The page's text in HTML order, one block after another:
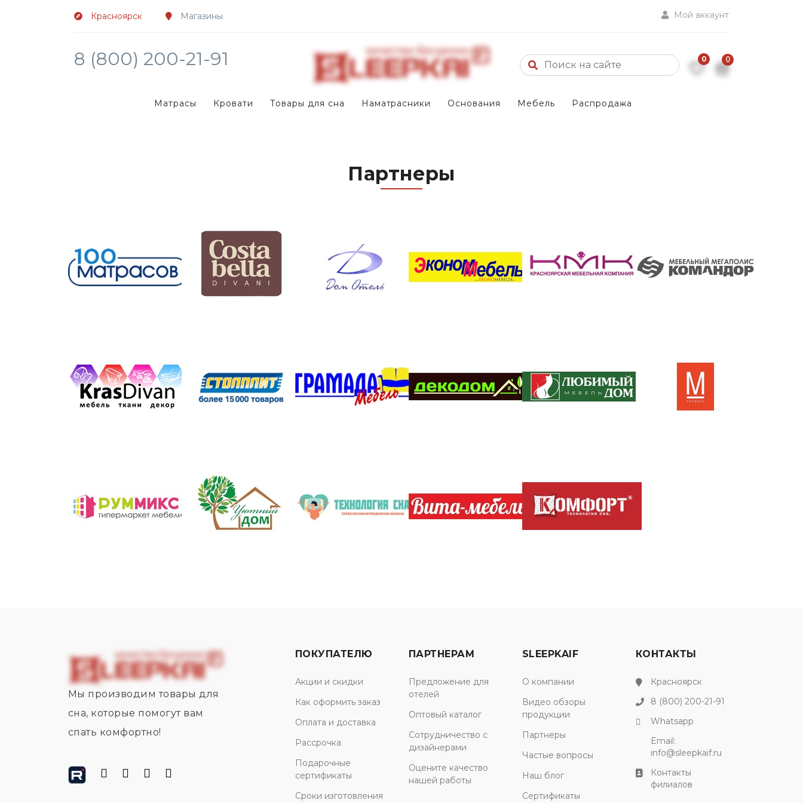
Красноярск Магазины Мой аккаунт
8 (800) 200-21-91 0 0
Матрасы Кровати Товары для сна Наматрасники Основания Мебель Распродажа
Партнеры
Мы производим товары для
сна, которые помогут вам
спать комфортно!
ПОКУПАТЕЛЮ
Акции и скидки
Как оформить заказ
Оплата и доставка
Рассрочка
Подарочные
сертификаты
Сроки изготовления
ПАРТНЕРАМ
Предложение для
отелей
Оптовый каталог
Сотрудничество с
дизайнерами
Оцените качество
нашей работы
SLEEPKAIF
О компании
Видео обзоры
продукции
Партнеры
Частые вопросы
Наш блог
Сертификаты
КОНТАКТЫ
Красноярск
8 (800) 200-21-91
Whatsapp
Email:
info@sleepkaif.ru
Контакты
филиалов